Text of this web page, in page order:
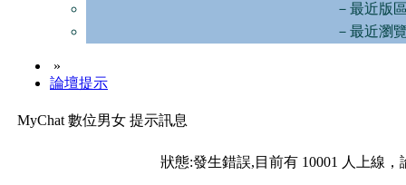
－最近版
－最近瀏
»
論壇提示
MyChat 數位男女 提示訊息
狀態:發生錯誤,目前有 10001 人上線